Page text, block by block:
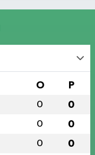
O P
0 0
0 0
0 0